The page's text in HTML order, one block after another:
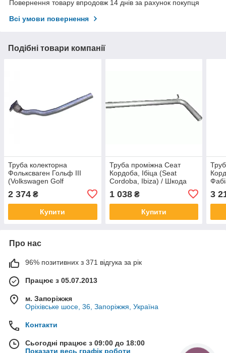
Повернення товару впродовж 14 днів за рахунок покупця
Всі умови повернення
Подібні товари компанії
Труба колекторна
Фольксваген Гольф III
(Volkswagen Golf
III)/(Passat)/(Volkswagen
Vento)/(Toledo)/(Ibiza)/(Cordoba)1.9D
93-96
2 374 ₴
Купити
Труба проміжна Сеат
Кордоба, Ібіца (Seat
Cordoba, Ibiza) / Шкода
Фольксваген Поло
(Volkswagen Polo)
1 038₴
Купити
3
Про нас
96% позитивних з 371 відгука за рік
Працює з 05.07.2013
м. Запоріжжя
Оріхівське шосе, 36, Запоріжжя, Україна
Контакти
Сьогодні працює з 09:00 до 18:00
Показати весь графік роботи